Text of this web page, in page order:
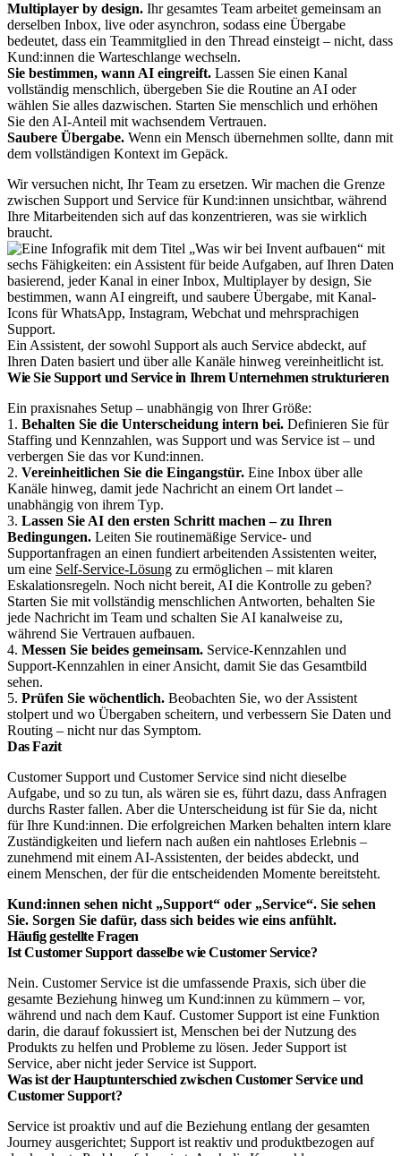
Multiplayer by design. Ihr gesamtes Team arbeitet gemeinsam an
derselben Inbox, live oder asynchron, sodass eine Übergabe
bedeutet, dass ein Teammitglied in den Thread einsteigt – nicht, dass
Kund:innen die Warteschlange wechseln.
Sie bestimmen, wann AI eingreift. Lassen Sie einen Kanal
vollständig menschlich, übergeben Sie die Routine an AI oder
wählen Sie alles dazwischen. Starten Sie menschlich und erhöhen
Sie den AI-Anteil mit wachsendem Vertrauen.
Saubere Übergabe. Wenn ein Mensch übernehmen sollte, dann mit
dem vollständigen Kontext im Gepäck.
Wir versuchen nicht, Ihr Team zu ersetzen. Wir machen die Grenze
zwischen Support und Service für Kund:innen unsichtbar, während
Ihre Mitarbeitenden sich auf das konzentrieren, was sie wirklich
braucht.
Ein Assistent, der sowohl Support als auch Service abdeckt, auf
Ihren Daten basiert und über alle Kanäle hinweg vereinheitlicht ist.
Wie Sie Support und Service in Ihrem Unternehmen strukturieren
Ein praxisnahes Setup – unabhängig von Ihrer Größe:
1. Behalten Sie die Unterscheidung intern bei. Definieren Sie für
Staffing und Kennzahlen, was Support und was Service ist – und
verbergen Sie das vor Kund:innen.
2. Vereinheitlichen Sie die Eingangstür. Eine Inbox über alle
Kanäle hinweg, damit jede Nachricht an einem Ort landet –
unabhängig von ihrem Typ.
3. Lassen Sie AI den ersten Schritt machen – zu Ihren
Bedingungen. Leiten Sie routinemäßige Service- und
Supportanfragen an einen fundiert arbeitenden Assistenten weiter,
um eine Self-Service-Lösung zu ermöglichen – mit klaren
Eskalationsregeln. Noch nicht bereit, AI die Kontrolle zu geben?
Starten Sie mit vollständig menschlichen Antworten, behalten Sie
jede Nachricht im Team und schalten Sie AI kanalweise zu,
während Sie Vertrauen aufbauen.
4. Messen Sie beides gemeinsam. Service-Kennzahlen und
Support-Kennzahlen in einer Ansicht, damit Sie das Gesamtbild
sehen.
5. Prüfen Sie wöchentlich. Beobachten Sie, wo der Assistent
stolpert und wo Übergaben scheitern, und verbessern Sie Daten und
Routing – nicht nur das Symptom.
Das Fazit
Customer Support und Customer Service sind nicht dieselbe
Aufgabe, und so zu tun, als wären sie es, führt dazu, dass Anfragen
durchs Raster fallen. Aber die Unterscheidung ist für Sie da, nicht
für Ihre Kund:innen. Die erfolgreichen Marken behalten intern klare
Zuständigkeiten und liefern nach außen ein nahtloses Erlebnis –
zunehmend mit einem AI-Assistenten, der beides abdeckt, und
einem Menschen, der für die entscheidenden Momente bereitsteht.
Kund:innen sehen nicht „Support“ oder „Service“. Sie sehen
Sie. Sorgen Sie dafür, dass sich beides wie eins anfühlt.
Häufig gestellte Fragen
Ist Customer Support dasselbe wie Customer Service?
Nein. Customer Service ist die umfassende Praxis, sich über die
gesamte Beziehung hinweg um Kund:innen zu kümmern – vor,
während und nach dem Kauf. Customer Support ist eine Funktion
darin, die darauf fokussiert ist, Menschen bei der Nutzung des
Produkts zu helfen und Probleme zu lösen. Jeder Support ist
Service, aber nicht jeder Service ist Support.
Was ist der Hauptunterschied zwischen Customer Service und
Customer Support?
Service ist proaktiv und auf die Beziehung entlang der gesamten
Journey ausgerichtet; Support ist reaktiv und produktbezogen auf